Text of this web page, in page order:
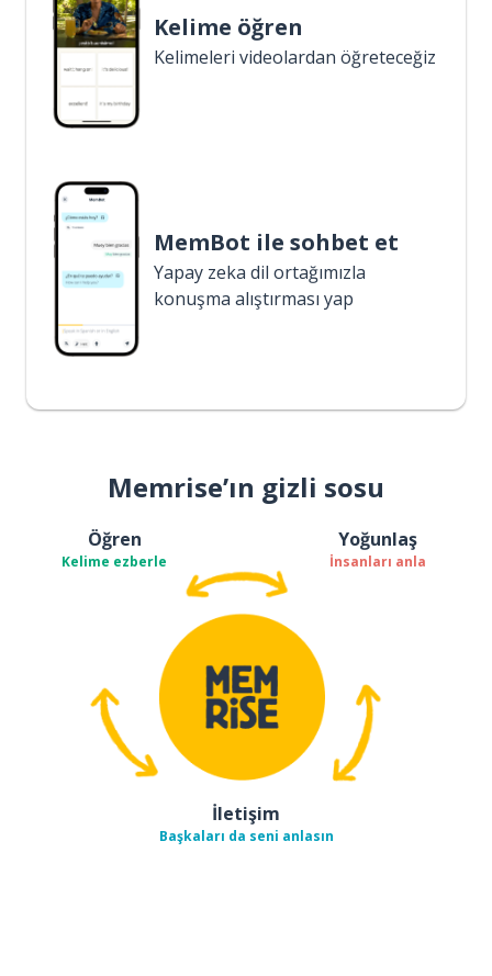
Kelime öğren
Kelimeleri videolardan öğreteceğiz
MemBot ile sohbet et
Yapay zeka dil ortağımızla
konuşma alıştırması yap
Memrise’ın gizli sosu
Öğren
Kelime ezberle
Yoğunlaş
İnsanları anla
İletişim
Başkaları da seni anlasın